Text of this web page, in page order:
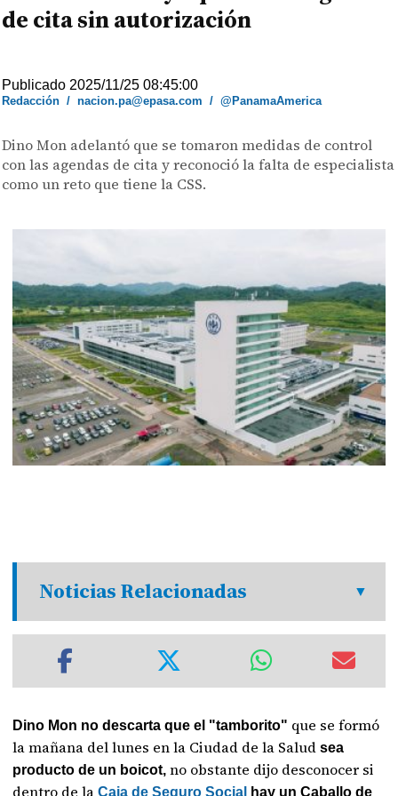
de cita sin autorización
Publicado 2025/11/25 08:45:00
Redacción /nacion.pa@epasa.com /@PanamaAmerica
Dino Mon adelantó que se tomaron medidas de control
con las agendas de cita y reconoció la falta de especialista
como un reto que tiene la CSS.
Noticias Relacionadas
Dino Mon no descarta que el "tamborito" que se formó
la mañana del lunes en la Ciudad de la Saludsea
producto de un boicot,no obstante dijo desconocer si
dentro de laCaja de Seguro Social hay un Caballo de